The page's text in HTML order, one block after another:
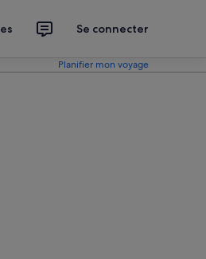
Se connecter
Planifier mon voyage